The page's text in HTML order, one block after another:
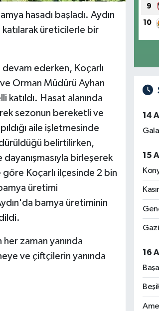
hasadı başladı. Aydın
katılarak üreticilerle bir
devam ederken, Koçarlı
Orman Müdürü Ayhan
katıldı. Hasat alanında
sezonun bereketli ve
aile işletmesinde
belirtilirken,
birleşerek
Koçarlı ilçesinde 2 bin
üretimi
bamya üretiminin
zaman yanında
ve çiftçilerin yanında
9
10
14
15
16